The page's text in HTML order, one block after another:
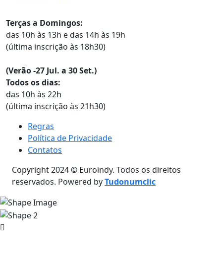
Terças a Domingos:
das 10h às 13h e das 14h às 19h
(última inscrição às 18h30)
(Verão -27 Jul. a 30 Set.)
Todos os dias:
das 10h às 22h
(última inscrição às 21h30)
Regras
Política de Privacidade
Contatos
Copyright 2024 © Euroindy. Todos os direitos
reservados. Powered byTudonumclic